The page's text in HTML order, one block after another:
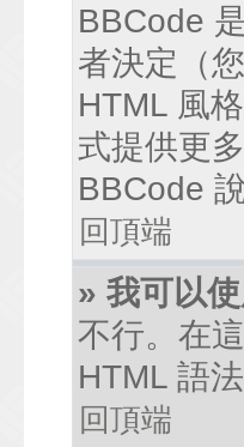
BBCode
者決定（
HTML 風
式提供更
BBCode 說
回頂端
» 我可以
不行。在
HTML 語
回頂端